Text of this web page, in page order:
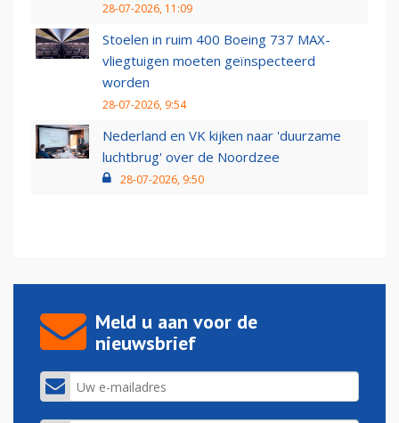
28-07-2026, 11:09
Stoelen in ruim 400 Boeing 737 MAX-
vliegtuigen moeten geïnspecteerd
worden
28-07-2026, 9:54
Nederland en VK kijken naar 'duurzame
luchtbrug' over de Noordzee
28-07-2026, 9:50
Meld u aan voor de
nieuwsbrief